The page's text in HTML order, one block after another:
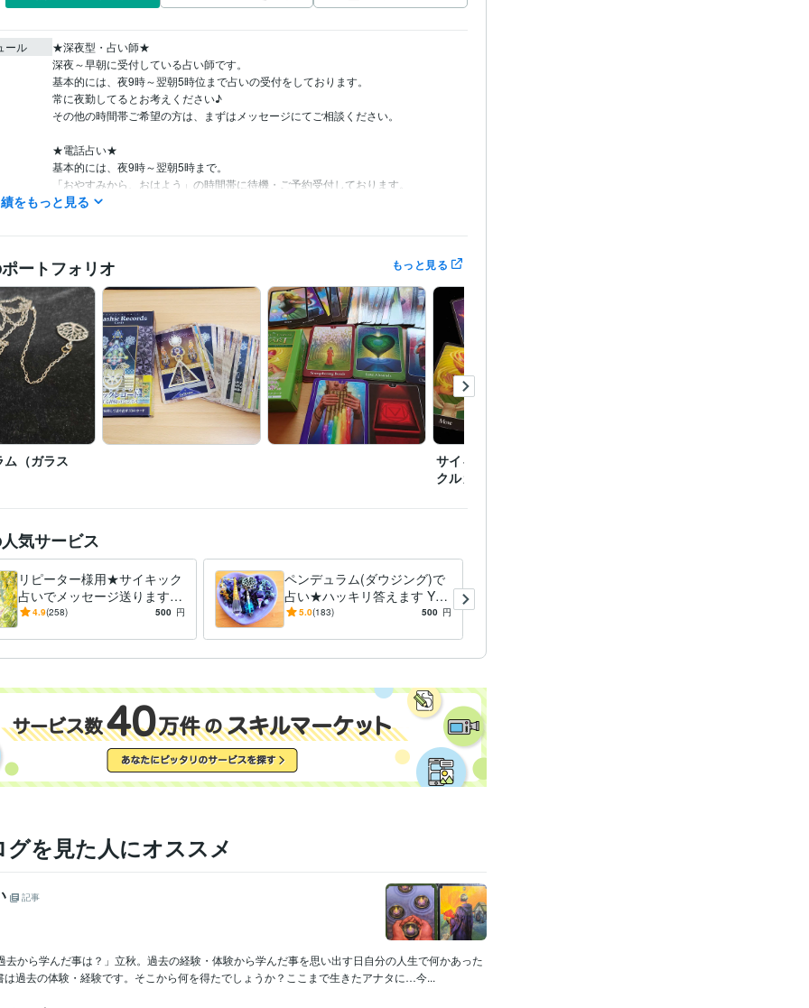
ール
★深夜型・占い師★
深夜～早朝に受付している占い師です。
基本的には、夜9時～翌朝5時位まで占いの受付をしております。
常に夜勤してるとお考えください♪
その他の時間帯ご希望の方は、まずはメッセージにてご相談ください。
★電話占い★
基本的には、夜9時～翌朝5時まで。
「おやすみから、おはよう」の時間帯に待機・ご予約受付しております。
※それ以外の時間帯は、ご予約時にご相談下さい。
野 占い オラクルカード占い、ダウジング
占い スピリチュアル
をもっと見る
ートフォリオ もっと見る
（ガラス
サイキックタロットオラ
クルカード
気サービス
リピーター様用★サイキック
占いでメッセージ送ります
サイキック占いで、必要なリ
4.9(258) 500 円
ペンデュラム(ダウジング)で
占い★ハッキリ答えます YES
か？NOか？ペンデュラムに
5.0(183) 500 円
を見た人にオススメ
記事
去から学んだ事は？」立秋。過去の経験・体験から学んだ事を思い出す日自分の人生で何かあった
は過去の体験・経験です。そこから何を得たでしょうか？ここまで生きたアナタに…今...